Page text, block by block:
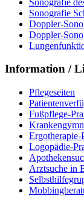
Sonografie
Doppler-
Doppler-
Information /
Pflegeseiten
Fußpflege-
Ergotherapie-
Logopädie-
Arztsuche in